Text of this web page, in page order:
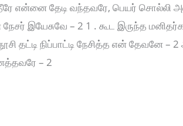
என்னை தேடி வந்தவரே, பெயர் சொல்லி
இயேசுவே – 2 1 . கூட இருந்த
தட்டி நிப்பாட்டி நேசித்த என் தேவனே
– 2